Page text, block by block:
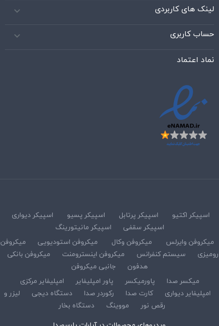
لینک های کاربردی 
حساب کاربری 
نماد اعتماد
اسپیکر اکتیو اسپیکر پرتابل اسپیکر پسیو
اسپیکر دیواری
اسپیکر سقفی
اسپیکر مانیتورینگ
میکروفن وایرلس
میکروفن وکال میکروفن استودیویی
میکروفن
رومیزی
سیستم کنفرانس میکروفن اینسترومنت
میکروفن بانکی
هدفون
جانبی میکروفن
میکسر صدا
پاورمیکسر پاور امپلیفایر
امپلیفایر مرکزی
امپلیفایر دیواری
کارت صدا رکوردر صدا دستگاه دیجی
لیزر و
رقص نور
مووینگ
دستگاه بخار